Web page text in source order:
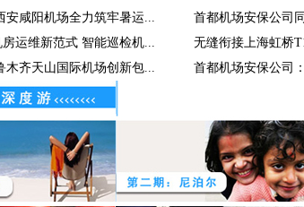
安咸阳机场全力筑牢暑运...
运维新范式 智能巡检机...
木齐天山国际机场创新包...
首都机场安保公司
无缝衔接上海虹桥
首都机场安保公司